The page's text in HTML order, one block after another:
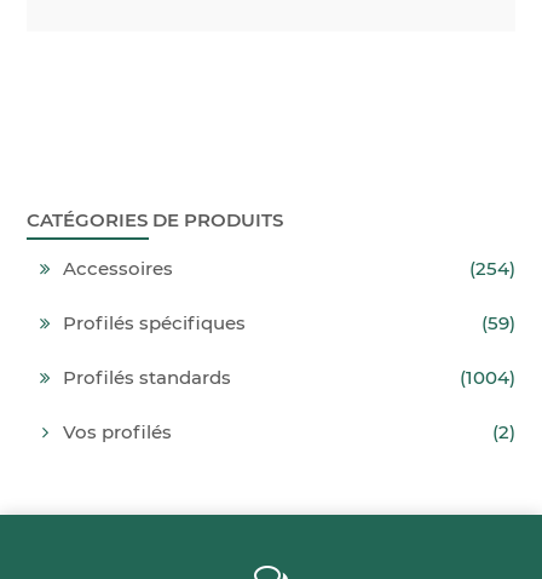
CATÉGORIES DE PRODUITS
Accessoires (254)
Profilés spécifiques (59)
Profilés standards (1004)
Vos profilés (2)